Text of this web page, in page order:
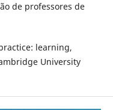
de professores de
learning,
University